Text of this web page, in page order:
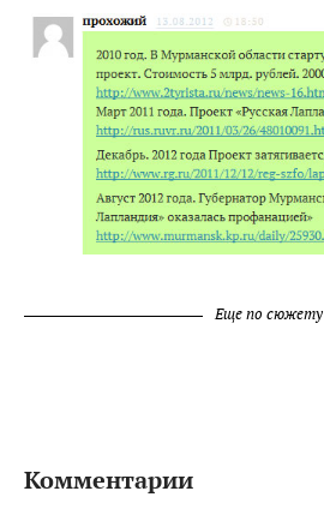
Еще по сюжету
Комментарии